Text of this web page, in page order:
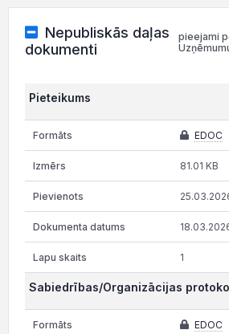
Nepubliskās daļas
dokumenti
pieejami
Pieteikums
EDOC
81.01 KB
1
Sabiedrības/Organizācijas
EDOC